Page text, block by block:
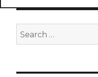
Search
for: